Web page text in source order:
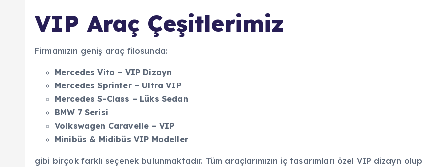
VIP Araç Çeşitlerimiz
Firmamızın geniş araç filosunda:
Mercedes Vito – VIP Dizayn
Mercedes Sprinter – Ultra VIP
Mercedes S-Class – Lüks Sedan
BMW 7 Serisi
Volkswagen Caravelle – VIP
Minibüs & Midibüs VIP Modeller
gibi birçok farklı seçenek bulunmaktadır. Tüm araçlarımızın iç tasarımları özel VIP dizayn olup